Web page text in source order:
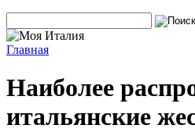
Главная
Наиболее
итальянские